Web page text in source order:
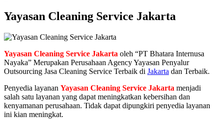
Yayasan Cleaning Service Jakarta
Yayasan Cleaning Service Jakarta oleh “PT Bhatara Internusa
Nayaka” Merupakan Perusahaan Agency Yayasan Penyalur
Outsourcing Jasa Cleaning Service Terbaik di Jakarta dan Terbaik.
Penyedia layanan Yayasan Cleaning Service Jakarta menjadi
salah satu layanan yang dapat meningkatkan kebersihan dan
kenyamanan perusahaan. Tidak dapat dipungkiri penyedia layanan
ini kian meningkat.